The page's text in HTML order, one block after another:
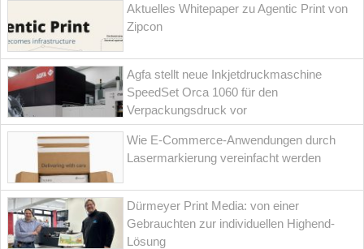
Aktuelles Whitepaper zu Agentic Print von
Zipcon
Agfa stellt neue Inkjetdruckmaschine
SpeedSet Orca 1060 für den
Verpackungsdruck vor
Wie E-Commerce-Anwendungen durch
Lasermarkierung vereinfacht werden
Dürmeyer Print Media: von einer
Gebrauchten zur individuellen Highend-
Lösung